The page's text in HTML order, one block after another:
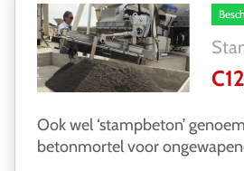
Ook wel ‘stampbeton’
betonmortel voor